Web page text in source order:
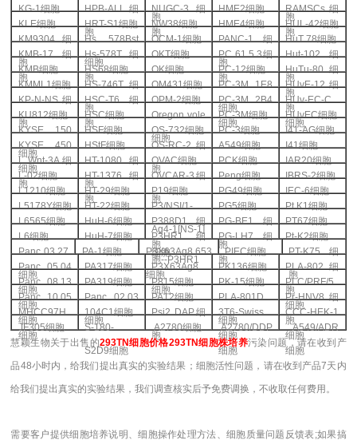
胞 胞
KG-1细胞 HPB-ALL细
胞
NUGC-3细
胞
HME2细胞 RAMSCs细
胞
KLE细胞 HRT-S1细胞 NW38细胞 HME4细胞 HUL-42细胞
KM9304细
胞
Hs 578Bst
细胞
OCM-1细胞 PANC-1细
胞
HuT 78细胞
KMB-17细
胞
Hs-578T细
胞
OKT细胞 PC 61 5.3细
胞
Hut-102细
胞
KMB细胞 HS68细胞 OK细胞 PC-12细胞 HuTu-80细
胞
KMML1细胞 HS-746T细
胞
OM431细胞 PC-3M 1E8
细胞
HUvE-12细
胞
KP-N-NS细
胞
HSC-T6细
胞
OPM-2细胞 PC-3M 2B4
细胞
HUv-EC-C
细胞
KU812细胞 HSC细胞 Oregon vole
细胞
PC-3M细胞 HUvEC细胞
KYSE 150
细胞
HSF细胞 OS-732细胞 PC-3细胞 I41-AG细胞
KYSE 450
细胞
HStF细胞 OS-RC-2细
胞
A549细胞 I41细胞
L Wnt-3A细
胞
HT-1080细
胞
OVAC细胞 PCK细胞 IAR20细胞
L-02细胞 HT-1376细
胞
OVCAR-3细
胞
Peng细胞 IBRS-2细胞
L1210细胞 HT-29细胞 P19细胞 PG49细胞 IEC-6细胞
L5178Y细胞 HT-22细胞 P3/NSI/1-
Ag4-1[NS-1]
细胞
PG5细胞 Pt K1细胞
L6565细胞 HuH-6细胞 P388D1细
胞
PG-BE1细
胞
PT67细胞
L6细胞 HuH-7细胞 P3HR1细
胞--P3HR1
PG-LH7细
胞
Pt-K2细胞
Panc 03.27
细胞
PA-1细胞 P3X63Ag8.653
细胞
PIEC细胞 PT-K75细
胞
Panc 05.04
细胞
PA317细胞 P3X63Ag8
细胞
PK136细胞 PLA-802细
胞
Panc 08.13
细胞
PA319细胞 P815细胞 PK-15细胞 PLC/PRF/5
细胞
Panc 10.05
细胞
Panc 02.03
细胞
PA12细胞 PLA-801D
细胞
Pr-HNV8细
胞
MHCC97H
细胞
104C1细胞 Psi2 DAP细
胞
3T6-Swiss
细胞
CCC-HEK-1
细胞
JF305细胞 S-180-
S2D9细胞
A2780细胞 A2780/DDP
细胞
A549/ADR
细胞
慧颖生物关于出售的293TN细胞价格293TN细胞株培养污染问题，请在收到产
品48小时内，给我们提出真实的实验结果；细胞活性问题，请在收到产品7天内
给我们提出真实的实验结果，我们调查核实后予免费调换，不收取任何费用。
需要客户提供细胞培养说明、细胞操作处理方法、细胞质量问题反馈表;如果搞